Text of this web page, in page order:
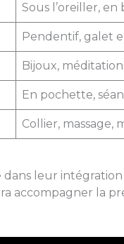
Sous l’oreiller, en
Pendentif, galet
Bijoux, méditation
En pochette,
Collier, massage,
dans leur
accompagner la